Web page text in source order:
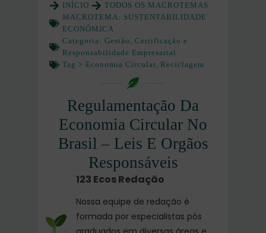
INÍCIO
TODOS OS MACROTEMAS
MACROTEMA: SUSTENTABILIDADE
ECONÔMICA
Categoria: Gestão, Certificação e
Responsabilidade Empresarial
Tag > Economia Circular, Reciclagem
Regulamentação Da
Economia Circular No
Brasil – Leis E Orgãos
Responsáveis
123 Ecos Redação
Nossa equipe de redação é
formada por especialistas pós